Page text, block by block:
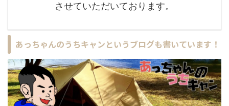
させていただいております。
あっちゃんのうちキャンというブログも書いています！